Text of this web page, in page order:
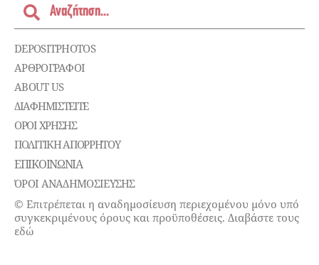
DEPOSITPHOTOS
ΑΡΘΡΟΓΡΑΦΟΙ
ABOUT US
ΔΙΑΦΗΜΙΣΤΕΊΤΕ
ΌΡΟΙ ΧΡΉΣΗΣ
ΠΟΛΙΤΙΚΉ ΑΠΟΡΡΉΤΟΥ
ΕΠΙΚΟΙΝΩΝΊΑ
ΌΡΟΙ ΑΝΑΔΗΜΟΣΙΕΥΣΗΣ
© Επιτρέπεται η αναδημοσίευση περιεχομένου μόνο υπό
συγκεκριμένους όρους και προϋποθέσεις. Διαβάστε τους
εδώ